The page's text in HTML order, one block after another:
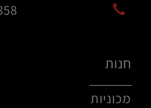
חנות
מכוניות